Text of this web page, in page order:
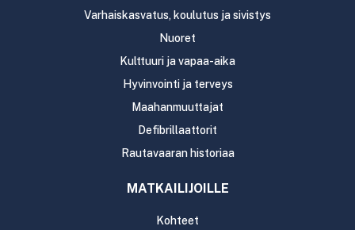
Varhaiskasvatus, koulutus ja sivistys
Nuoret
Kulttuuri ja vapaa-aika
Hyvinvointi ja terveys
Maahanmuuttajat
Defibrillaattorit
Rautavaaran historiaa
MATKAILIJOILLE
Kohteet